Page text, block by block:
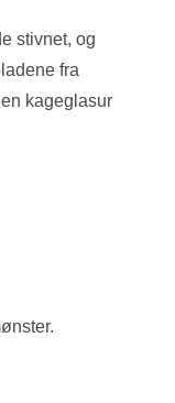
stivnet, og
fra
kageglasur